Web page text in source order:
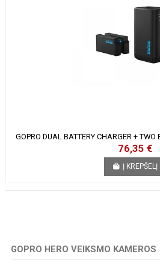
GOPRO DUAL BATTERY CHARGER + TWO
76,35 €
Į KREPŠELĮ
GOPRO HERO VEIKSMO KAMEROS